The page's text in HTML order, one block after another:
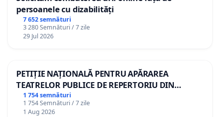
persoanele cu dizabilități
7 652 semnături
3 280 Semnături / 7 zile
29 Jul 2026
PETIȚIE NAȚIONALĂ PENTRU APĂRAREA
TEATRELOR PUBLICE DE REPERTORIU DIN
ROMÂNIA
1 754 semnături
1 754 Semnături / 7 zile
1 Aug 2026